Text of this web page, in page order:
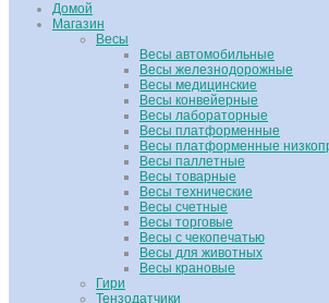
Домой
Магазин
Весы
Весы автомобильные
Весы железнодорожные
Весы медицинские
Весы конвейерные
Весы лабораторные
Весы платформенные
Весы платформенные
Весы паллетные
Весы товарные
Весы технические
Весы счетные
Весы торговые
Весы с чекопечатью
Весы для животных
Весы крановые
Гири
Тензодатчики